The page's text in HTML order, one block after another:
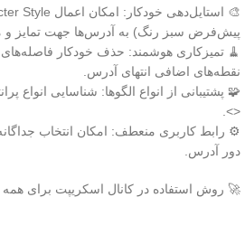
پیش‌فرض سبز رنگ) به آدرس‌ها جهت تمایز و
🧹 تمیزکاری هوشمند: حذف خودکار فاصله‌های
نقطه‌های اضافی انتهای آدرس.
🧩 پشتیبانی از انواع الگوها: شناسایی انواع
<>.
⚙️ رابط کاربری منعطف: امکان انتخاب
دور آدرس.
🚀 روش استفاده در کانال اسکریپت برای